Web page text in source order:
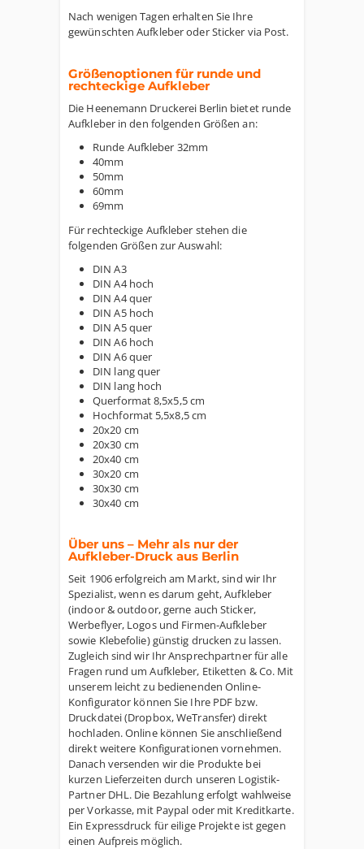
Nach wenigen Tagen erhalten Sie Ihre
gewünschten Aufkleber oder Sticker via Post.
Größenoptionen für runde und
rechteckige Aufkleber
Die Heenemann Druckerei Berlin bietet runde
Aufkleber in den folgenden Größen an:
Runde Aufkleber 32mm
40mm
50mm
60mm
69mm
Für rechteckige Aufkleber stehen die
folgenden Größen zur Auswahl:
DIN A3
DIN A4 hoch
DIN A4 quer
DIN A5 hoch
DIN A5 quer
DIN A6 hoch
DIN A6 quer
DIN lang quer
DIN lang hoch
Querformat 8,5x5,5 cm
Hochformat 5,5x8,5 cm
20x20 cm
20x30 cm
20x40 cm
30x20 cm
30x30 cm
30x40 cm
Über uns – Mehr als nur der
Aufkleber-Druck aus Berlin
Seit 1906 erfolgreich am Markt, sind wir Ihr
Spezialist, wenn es darum geht, Aufkleber
(indoor & outdoor, gerne auch Sticker,
Werbeflyer, Logos und Firmen-Aufkleber
sowie Klebefolie) günstig drucken zu lassen.
Zugleich sind wir Ihr Ansprechpartner für alle
Fragen rund um Aufkleber, Etiketten & Co. Mit
unserem leicht zu bedienenden Online-
Konfigurator können Sie Ihre PDF bzw.
Druckdatei (Dropbox, WeTransfer) direkt
hochladen. Online können Sie anschließend
direkt weitere Konfigurationen vornehmen.
Danach versenden wir die Produkte bei
kurzen Lieferzeiten durch unseren Logistik-
Partner DHL. Die Bezahlung erfolgt wahlweise
per Vorkasse, mit Paypal oder mit Kreditkarte.
Ein Expressdruck für eilige Projekte ist gegen
einen Aufpreis möglich.